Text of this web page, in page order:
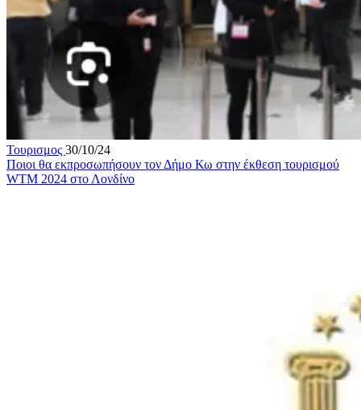
Τουρισμος 30/10/24
Ποιοι θα εκπροσωπήσουν τον Δήμο Κω στην έκθεση τουρισμού
WTM 2024 στο Λονδίνο